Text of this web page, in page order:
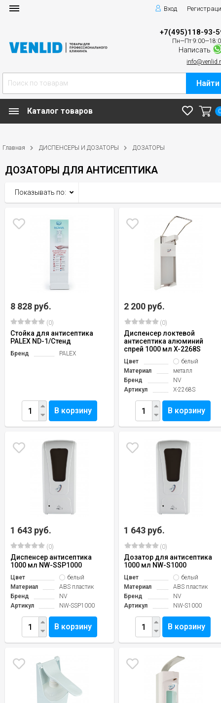
Вход
+7(495)118-93-
Пн—Пт
Написать
Найти
Каталог товаров
Главная ДИСПЕНСЕРЫ И ДОЗАТОРЫ ДОЗАТОРЫ
ДОЗАТОРЫ ДЛЯ АНТИСЕПТИКА
Показывать по:
8 828 руб.
(0)
Стойка для антисептика
PALEX ND-1/Стенд
Бренд PALEX
В корзину
2 200 руб.
(0)
Диспенсер локтевой
антисептика алюминий
спрей 1000 мл X-2268S
Цвет
белый
Материал
металл
Бренд
NV
Артикул
X-2268S
В корзину
1 643 руб.
(0)
Диспенсер антисептика
1000 мл NW-SSP1000
Цвет
белый
Материал
ABS пластик
Бренд
NV
Артикул
NW-SSP1000
В корзину
1 643 руб.
(0)
Дозатор для антисептика
1000 мл NW-S1000
Цвет
белый
Материал
ABS пластик
Бренд
NV
Артикул
NW-S1000
В корзину